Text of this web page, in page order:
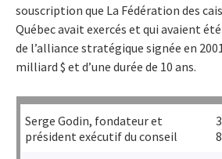
souscription que La Fédération des
Québec avait exercés et qui avaient
de l’alliance stratégique signée en
milliard $ et d’une durée de 10 ans.
Serge Godin, fondateur et
président exécutif du conseil